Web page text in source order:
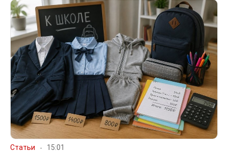
Статьи 15:01